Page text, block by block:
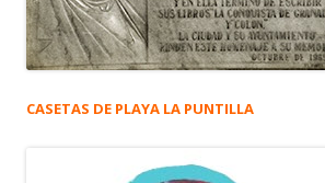
CASETAS DE PLAYA LA PUNTILLA